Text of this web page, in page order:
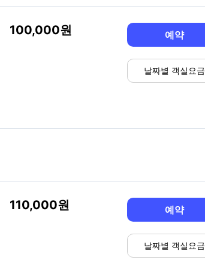
100,000 예약
날짜별 객실요금
110,000 예약
날짜별 객실요금